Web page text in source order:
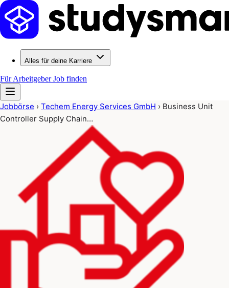
Alles für deine Karriere
Für ArbeitgeberJob finden
Jobbörse › Techem Energy Services GmbH › Business Unit
Controller Supply Chain…